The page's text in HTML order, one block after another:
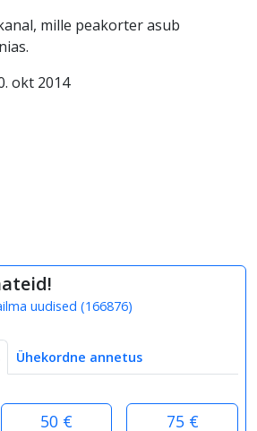
mille peakorter asub
okt 2014
uudised (166876)
Ühekordne annetus
50 € 75 €